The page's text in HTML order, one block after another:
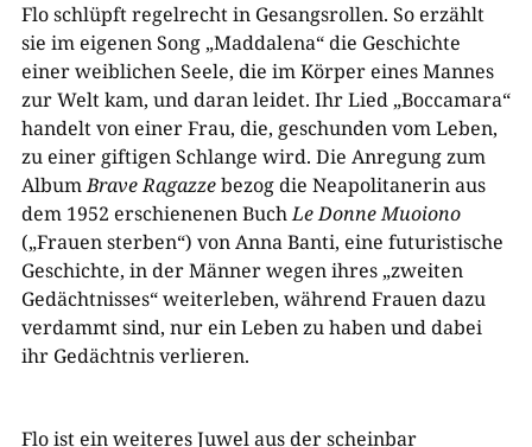
Flo schlüpft regelrecht in Gesangsrollen. So erzählt
sie im eigenen Song „Maddalena“ die Geschichte
einer weiblichen Seele, die im Körper eines Mannes
zur Welt kam, und daran leidet. Ihr Lied „Boccamara“
handelt von einer Frau, die, geschunden vom Leben,
zu einer giftigen Schlange wird. Die Anregung zum
AlbumBrave Ragazzebezog die Neapolitanerin aus
dem 1952 erschienenen BuchLe Donne Muoiono
(„Frauen sterben“) von Anna Banti, eine futuristische
Geschichte, in der Männer wegen ihres „zweiten
Gedächtnisses“ weiterleben, während Frauen dazu
verdammt sind, nur ein Leben zu haben und dabei
ihr Gedächtnis verlieren.
Flo ist ein weiteres Juwel aus der scheinbar